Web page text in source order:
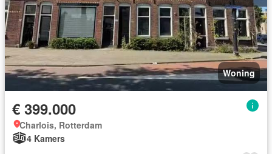
Woning
€ 399.000
Charlois, Rotterdam
4 Kamers